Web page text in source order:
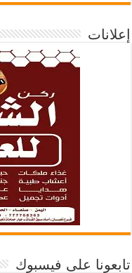
إعلانات
تابعونا على فيسبوك